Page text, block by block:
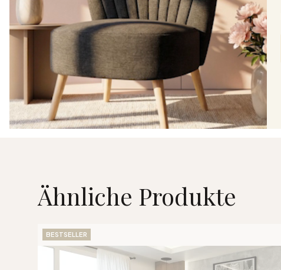
Ähnliche Produkte
BESTSELLER